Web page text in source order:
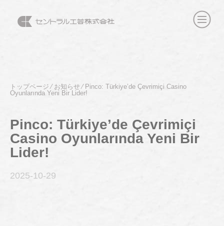
トップページ⁄ お知らせ⁄ Pinco: Türkiye’de Çevrimiçi Casino
Oyunlarında Yeni Bir Lider!
Pinco: Türkiye’de Çevrimiçi
Casino Oyunlarında Yeni Bir
Lider!
2025-10-29